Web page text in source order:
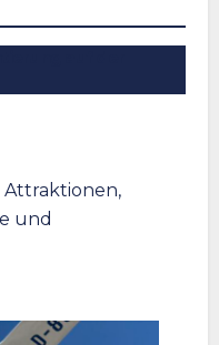
Attraktionen,
und